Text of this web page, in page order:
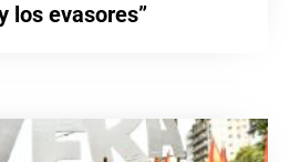
los evasores”